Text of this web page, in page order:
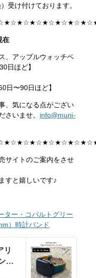
）受け付けております。
在
、アップルウォッチベ
日ほど】
日〜90日ほど】
、気になる点がござい
さいませ。 info@muni-
サイトのご案内をさせ
すと嬉しいです♪
ター・コバルトグリー
）時計バンド
リ
・